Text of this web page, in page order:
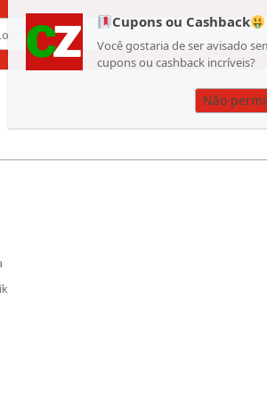
Cupons ou Cashback
Você gostaria de ser avisado
cupons ou cashback incríveis?
Não